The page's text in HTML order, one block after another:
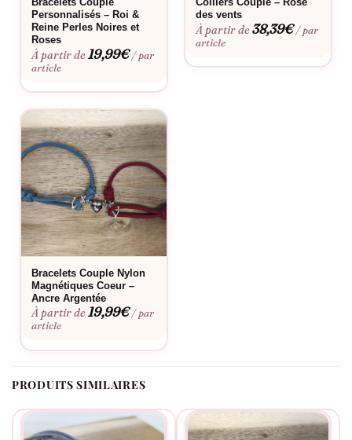
les occasions spéciales
Duo complémentaire qui créer une véritable complicité
visuelle
Prix accessible pour offrir un cadeau symbolique et
Idéal pour
Saint-Valentin, anniversaires de couple, déclarations d’amour,
cadeaux de réconciliation ou simplement pour célébrer votre
complicité au quotidien.
Bon à savoir
Consultez notreguide des tailles
Envie d’une touche personnelle ? Découvrez notre
personnalisation. Pour préserver l’éclat de vos bagues pour
protecteur avant la première utilisation.
Fabriqué à la commande, floqué en France.
Personnalisés – Roi &
Reine Perles Noires et
Roses
À partir de19,99€ / par
article
des vents
À partir de38,39€ / par
article
Bracelets Couple Nylon
Magnétiques Coeur –
Ancre Argentée
À partir de19,99€ / par
article
PRODUITS SIMILAIRES